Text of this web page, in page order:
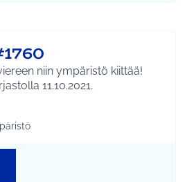
niin ympäristö kiittää!
11.10.2021.
mukaan: Koko Tuusula
tulokset teeman mukaan: Ympäristö